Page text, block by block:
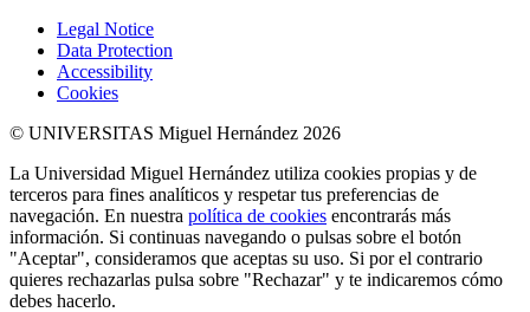
Legal Notice
Data Protection
Accessibility
Cookies
© UNIVERSITAS Miguel Hernández 2026
La Universidad Miguel Hernández utiliza cookies propias y de
terceros para fines analíticos y respetar tus preferencias de
navegación. En nuestra política de cookies encontrarás más
información. Si continuas navegando o pulsas sobre el botón
"Aceptar", consideramos que aceptas su uso. Si por el contrario
quieres rechazarlas pulsa sobre "Rechazar" y te indicaremos cómo
debes hacerlo.